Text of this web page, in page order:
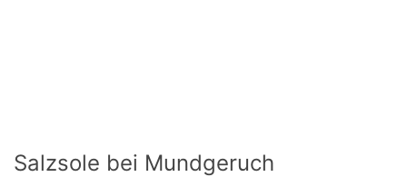
Salzsole bei Mundgeruch